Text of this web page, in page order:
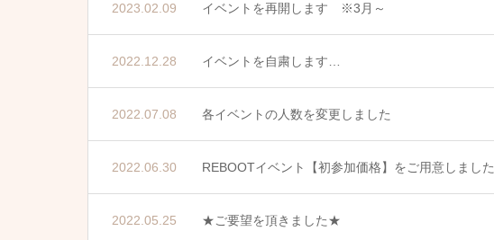
2023.02.09 イベントを再開します ※3月～
2022.12.28 イベントを自粛します…
2022.07.08 各イベントの人数を変更しました
2022.06.30 REBOOTイベント【初参加価格】をご用意しました
2022.05.25 ★ご要望を頂きました★